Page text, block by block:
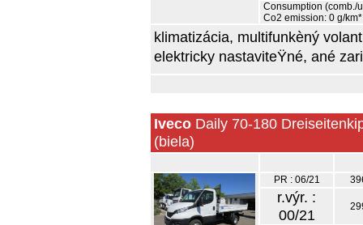
Consumption (comb./
Co2 emission: 0 g/km*
klimatizácia, multifunkèný
elektricky nastaviteŸné, ané
Iveco Daily 70-180
(biela)
PR : 06/21
r.výr. :
00/21